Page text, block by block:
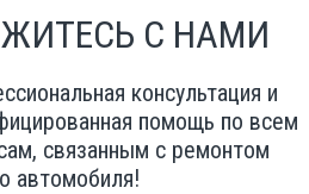
С НАМИ
консультация и
помощь по всем
связанным с ремонтом
автомобиля!